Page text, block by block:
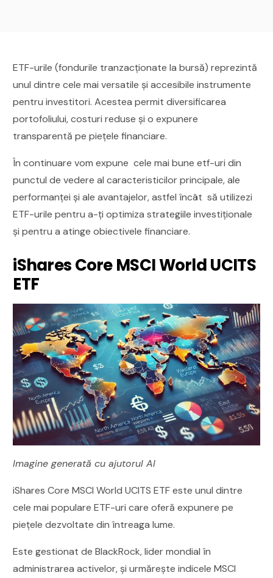
ETF-urile (fondurile tranzacționate la bursă) reprezintă
unul dintre cele mai versatile și accesibile instrumente
pentru investitori. Acestea permit diversificarea
portofoliului, costuri reduse și o expunere
transparentă pe piețele financiare.
În continuare vom expune cele mai bune etf-uri din
punctul de vedere al caracteristicilor principale, ale
performanței și ale avantajelor, astfel încât să utilizezi
ETF-urile pentru a-ți optimiza strategiile investiționale
și pentru a atinge obiectivele financiare.
iShares Core MSCI World UCITS
ETF
Imagine generată cu ajutorul AI
iShares Core MSCI World UCITS ETF este unul dintre
cele mai populare ETF-uri care oferă expunere pe
piețele dezvoltate din întreaga lume.
Este gestionat de BlackRock, lider mondial în
administrarea activelor, și urmărește indicele MSCI